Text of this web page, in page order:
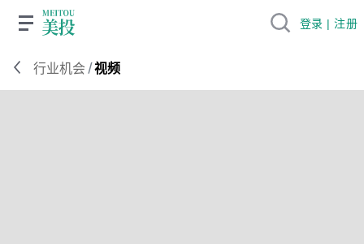
行业机会 /视频
登录 | 注册